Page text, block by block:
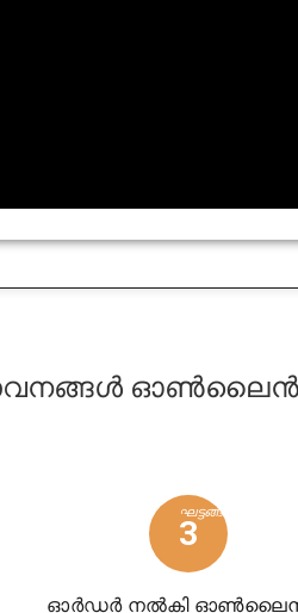
ഓൺലൈൻ
ഘട്ടങ്ങൾ
3
ഓർഡർ നൽകി